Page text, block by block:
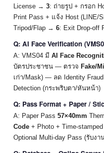
License → 3: ถ่ายรูป + กรอก
Print Pass + แจ้ง Host (LINE/
Tripod/Flap → 6: Exit Drop-off
Q: AI Face Verification
A: VMS04 มี AI Face
บัตรประชาชน — ตรวจ Fake/
เก่า/Mask) — ลด Identity
Detection (กระพริบตา/หันหน้า)
Q: Pass Format + Paper /
A: Paper Pass 57×40mm
Code + Photo + Time-
Optional Multi-day Pass (รับงา